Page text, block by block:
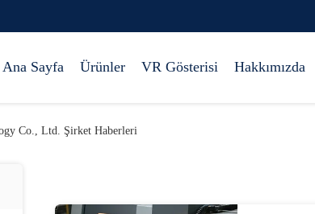
Ana Sayfa Ürünler VR Gösterisi Hakkımızda
Co., Ltd. Şirket Haberleri